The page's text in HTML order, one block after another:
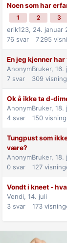
Noen som har
1 2 3
erik123, 24. januar
76 svar 7 295
En jeg kjenner
AnonymBruker, 16.
7 svar 309
Ok å ikke ta d-
AnonymBruker, 18.
4 svar 150
Tungpust som
være?
AnonymBruker, 18.
0 svar 127
Vondt i kneet -
Vendi, 14. juli
3 svar 173